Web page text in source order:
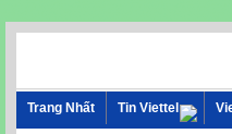
Trang Nhất Tin Viettel